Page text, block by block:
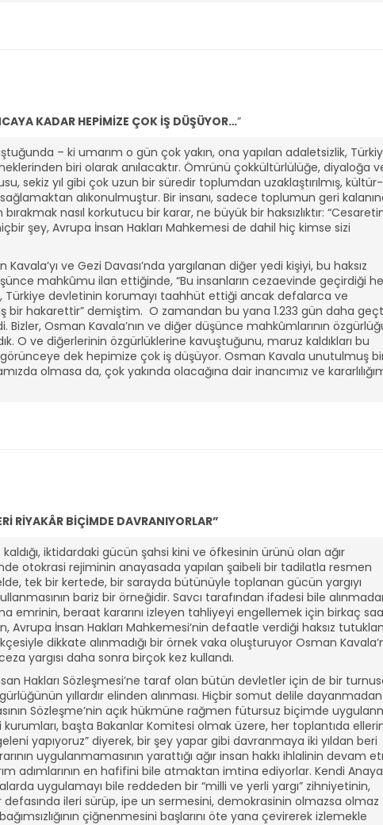
KADAR HEPİMİZE ÇOK İŞ DÜŞÜYOR…”
– ki umarım o gün çok yakın, ona yapılan adaletsizlik,
biri olarak anılacaktır. Ömrünü çokkültürlülüğe, diyaloğa
sekiz yıl gibi çok uzun bir süredir toplumdan uzaklaştırılmış, kültür-
alıkonulmuştur. Bir insanı, sadece toplumun geri
nasıl korkutucu bir karar, ne büyük bir haksızlıktır:
hiçbir şey, Avrupa İnsan Hakları Mahkemesi de dahil hiç kimse sizi
ve Gezi Davası’nda yargılanan diğer yedi kişiyi, bu haksız
mahkûmu ilan ettiğinde, “Bu insanların cezaevinde geçirdiği
Türkiye devletinin korumayı taahhüt ettiği ancak defalarca ve
bir hakarettir” demiştim. O zamandan bu yana 1.233 gün daha
Bizler, Osman Kavala’nın ve diğer düşünce mahkûmlarının
O ve diğerlerinin özgürlüklerine kavuştuğunu, maruz kaldıkları bu
dek hepimize çok iş düşüyor. Osman Kavala unutulmuş
olmasa da, çok yakında olacağına dair inancımız ve
RİYAKÂR BİÇİMDE DAVRANIYORLAR”
iktidardaki gücün şahsi kini ve öfkesinin ürünü olan ağır
otokrasi rejiminin anayasada yapılan şaibeli bir tadilatla resmen
tek bir kertede, bir sarayda bütünüyle toplanan gücün yargıyı
bariz bir örneğidir. Savcı tarafından ifadesi bile
emrinin, beraat kararını izleyen tahliyeyi engellemek için birkaç
Avrupa İnsan Hakları Mahkemesi’nin defaatle verdiği haksız
dikkate alınmadığı bir örnek vaka oluşturuyor Osman
yargısı daha sonra birçok kez kullandı.
Hakları Sözleşmesi’ne taraf olan bütün devletler için de bir
yıllardır elinden alınması. Hiçbir somut delile dayanmadan
Sözleşme’nin açık hükmüne rağmen fütursuz biçimde
başta Bakanlar Komitesi olmak üzere, her toplantıda
yapıyoruz” diyerek, bir şey yapar gibi davranmaya iki yıldan beri
uygulanmamasının yarattığı ağır insan hakkı ihlalinin devam
adımlarının en hafifini bile atmaktan imtina ediyorlar. Kendi
uygulamayı bile reddeden bir “milli ve yerli yargı” zihniyetinin,
ileri sürüp, ipe un sermesini, demokrasinin olmazsa olmaz
çiğnenmesini başlarını öte yana çevirerek izlemekle